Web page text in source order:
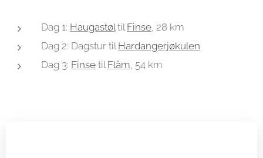
Dag 1: HaugastøltilFinse, 28 km
Dag 2: Dagstur tilHardangerjøkulen
Dag 3: Finse tilFlåm, 54 km